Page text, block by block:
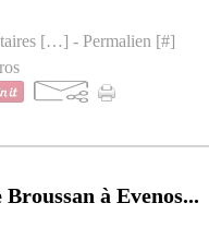
[…] - Permalien [#]
à Evenos...